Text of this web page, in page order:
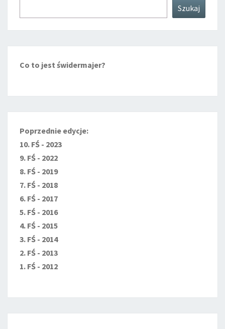
Szukaj
Co to jest świdermajer?
Poprzednie edycje:
10. FŚ - 2023
9. FŚ - 2022
8. FŚ - 2019
7. FŚ - 2018
6. FŚ - 2017
5. FŚ - 2016
4. FŚ - 2015
3. FŚ - 2014
2. FŚ - 2013
1. FŚ - 2012